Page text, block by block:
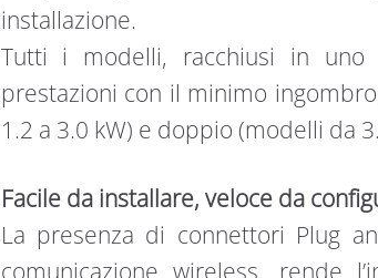
installazione.
Tutti i modelli, racchiusi in uno
prestazioni con il minimo
1.2 a 3.0 kW) e doppio (modelli da
Facile da installare, veloce da
La presenza di connettori Plug
comunicazione wireless, rende